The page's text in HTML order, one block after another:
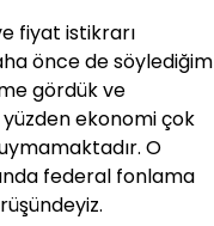
fiyat istikrarı
önce de söylediğim
gördük ve
ekonomi çok
O
federal fonlama